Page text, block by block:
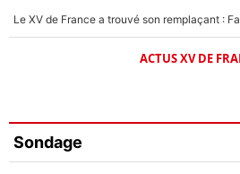
ACTUS XV DE
Sondage